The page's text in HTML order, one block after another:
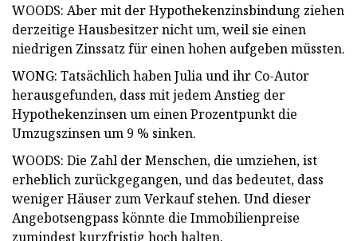
WOODS: Aber mit der Hypothekenzinsbindung ziehen
derzeitige Hausbesitzer nicht um, weil sie einen
niedrigen Zinssatz für einen hohen aufgeben müssten.
WONG: Tatsächlich haben Julia und ihr Co-Autor
herausgefunden, dass mit jedem Anstieg der
Hypothekenzinsen um einen Prozentpunkt die
Umzugszinsen um 9 % sinken.
WOODS: Die Zahl der Menschen, die umziehen, ist
erheblich zurückgegangen, und das bedeutet, dass
weniger Häuser zum Verkauf stehen. Und dieser
Angebotsengpass könnte die Immobilienpreise
zumindest kurzfristig hoch halten.